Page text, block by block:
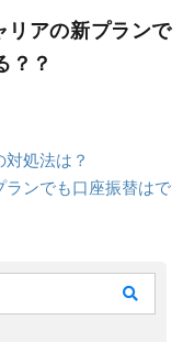
リアの新プランで
？？
処法は？
ンでも口座振替はで